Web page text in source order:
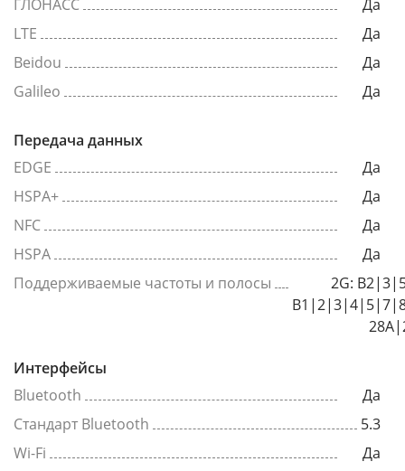
ГЛОНАСС
Да
LTE
Да
Beidou
Да
Galileo
Да
Передача данных
EDGE
Да
HSPA+
Да
NFC
Да
HSPA
Да
Поддерживаемые частоты и полосы
2G:
Интерфейсы
Bluetooth
Да
Стандарт Bluetooth
5.3
Wi-Fi
Да